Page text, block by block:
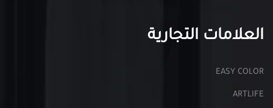
العلامات التجارية
EASY COLOR
ARTLIFE